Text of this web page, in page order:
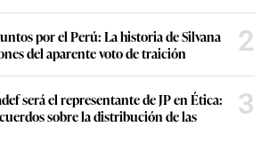
por el Perú: La historia de Silvana
del aparente voto de traición
2
será el representante de JP en Ética:
sobre la distribución de las
3